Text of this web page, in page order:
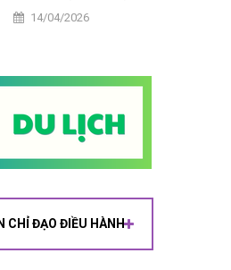
khi xã được công nhận
14/04/2026
CHỈ ĐẠO ĐIỀU HÀNH